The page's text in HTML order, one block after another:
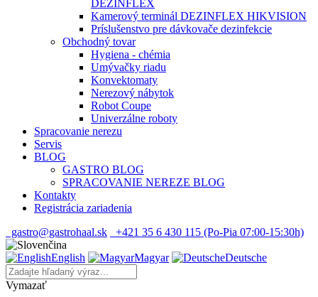
DEZINFLEX
Kamerový terminál DEZINFLEX HIKVISION
Príslušenstvo pre dávkovače dezinfekcie
Obchodný tovar
Hygiena - chémia
Umývačky riadu
Konvektomaty
Nerezový nábytok
Robot Coupe
Univerzálne roboty
Spracovanie nerezu
Servis
BLOG
GASTRO BLOG
SPRACOVANIE NEREZE BLOG
Kontakty
Registrácia zariadenia
gastro@gastrohaal.sk
+421 35 6 430 115 (Po-Pia 07:00-15:30h)
English Magyar Deutsche
Vymazať